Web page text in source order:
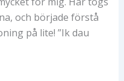
och började förstå
på lite! ”Ik dau